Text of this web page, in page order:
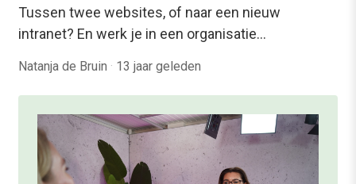
Tussen twee websites, of naar een nieuw
intranet? En werk je in een organisatie…
Natanja de Bruin · 13 jaar geleden